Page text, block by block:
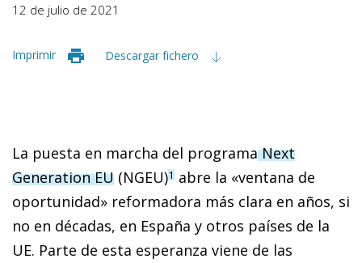
12 de julio de 2021
Imprimir Descargar fichero
La puesta en marcha del programaNext
Generation EU (NGEU)1 abre la «ventana de
oportunidad» reformadora más clara en años, si
no en décadas, en España y otros países de la
UE. Parte de esta esperanza viene de las